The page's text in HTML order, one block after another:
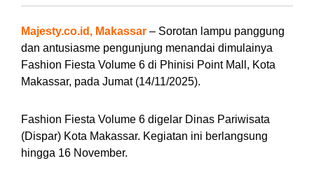
Majesty.co.id, Makassar – Sorotan lampu panggung
dan antusiasme pengunjung menandai dimulainya
Fashion Fiesta Volume 6 di Phinisi Point Mall, Kota
Makassar, pada Jumat (14/11/2025).
Fashion Fiesta Volume 6 digelar Dinas Pariwisata
(Dispar) Kota Makassar. Kegiatan ini berlangsung
hingga 16 November.